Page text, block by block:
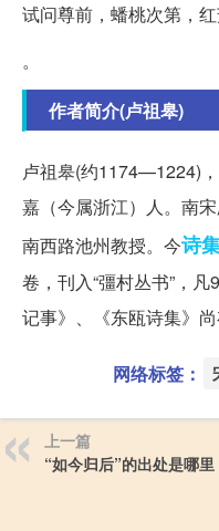
试问尊前，蟠桃次第，
。
作者简介(卢祖皋)
卢祖皋(约1174—1224)
嘉（今属浙江）人。南
南西路池州教授。今诗
卷，刊入“彊村丛书”，
记事》、《东瓯诗集》尚
网络标签：
上一篇
“如今归后”的出处是哪里